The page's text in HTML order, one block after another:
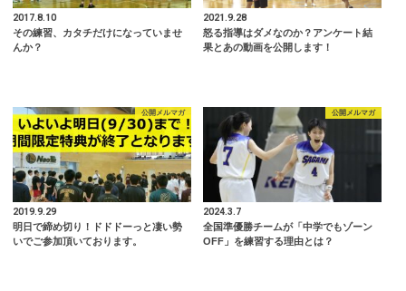
2017.8.10
その練習、カタチだけになっていませ
んか？
2021.9.28
怒る指導はダメなのか？アンケート結
果とあの動画を公開します！
公開メルマガ
2019.9.29
明日で締め切り！ドドドーっと凄い勢
いでご参加頂いております。
公開メルマガ
2024.3.7
全国準優勝チームが「中学でもゾーン
OFF」を練習する理由とは？